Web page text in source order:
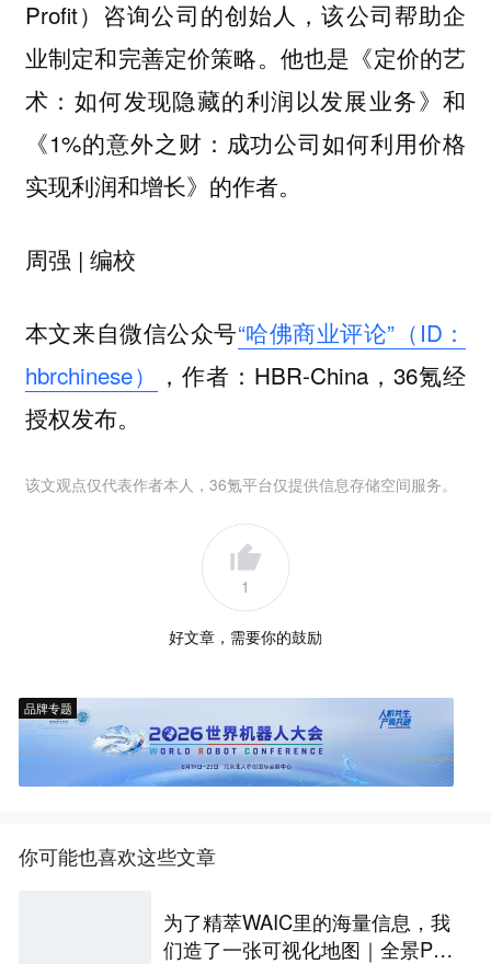
Profit）咨询公司的创始人，该公司帮助企
业制定和完善定价策略。他也是《定价的艺
术：如何发现隐藏的利润以发展业务》和
《1%的意外之财：成功公司如何利用价格
实现利润和增长》的作者。
周强 | 编校
本文来自微信公众号“哈佛商业评论”（ID：
hbrchinese）
，作者：HBR-China，36氪经
授权发布。
该文观点仅代表作者本人，36氪平台仅提供信息存储空间服务。
1
好文章，需要你的鼓励
品牌专题
你可能也喜欢这些文章
为了精萃WAIC里的海量信息，我
们造了一张可视化地图｜全景PA